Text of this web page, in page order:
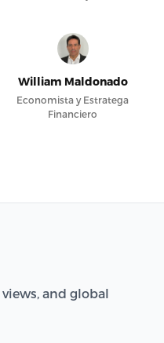
William Maldonado
Economista y Estratega
Financiero
and global